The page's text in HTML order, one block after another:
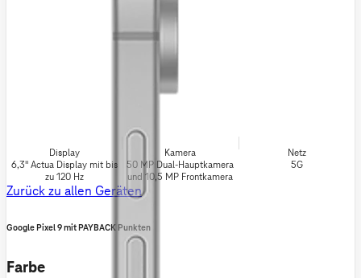
Display
6,3" Actua Display mit bis
zu 120 Hz
Kamera
50 MP Dual-Hauptkamera
und 10,5 MP Frontkamera
Netz
5G
Zurück zu allen Geräten
Google Pixel 9 mit PAYBACK Punkten
Farbe